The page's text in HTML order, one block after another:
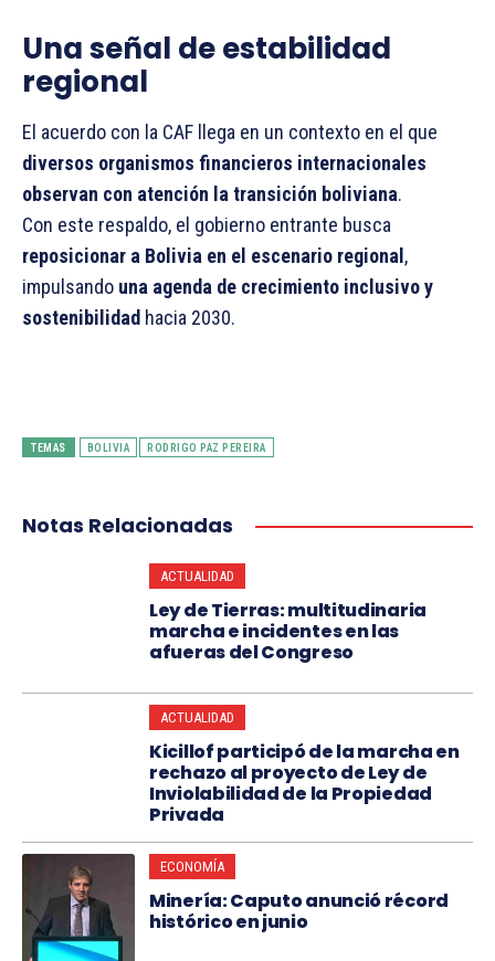
Una señal de estabilidad
regional
El acuerdo con la CAF llega en un contexto en el que
diversos organismos financieros internacionales
observan con atención la transición boliviana.
Con este respaldo, el gobierno entrante busca
reposicionar a Bolivia en el escenario regional ,
impulsando una agenda de crecimiento inclusivo y
sostenibilidad hacia 2030.
TEMAS BOLIVIA RODRIGO PAZ PEREIRA
Notas Relacionadas
ACTUALIDAD
Ley de Tierras: multitudinaria
marcha e incidentes en las
afueras del Congreso
ACTUALIDAD
Kicillof participó de la marcha en
rechazo al proyecto de Ley de
Inviolabilidad de la Propiedad
Privada
ECONOMÍA
Minería: Caputo anunció récord
histórico en junio